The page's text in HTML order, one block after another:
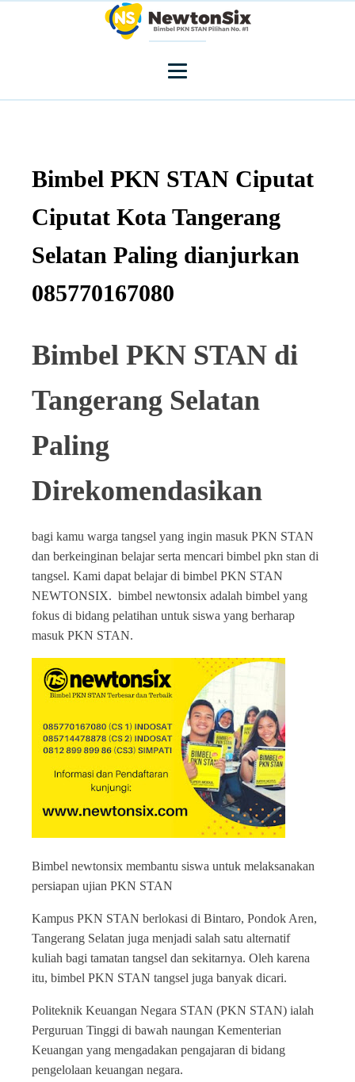
Bimbel PKN STAN Ciputat
Ciputat Kota Tangerang
Selatan Paling dianjurkan
085770167080
Bimbel PKN STAN di
Tangerang Selatan
Paling
Direkomendasikan
bagi kamu warga tangsel yang ingin masuk PKN STAN
dan berkeinginan belajar serta mencari bimbel pkn stan di
tangsel. Kami dapat belajar di bimbel PKN STAN
NEWTONSIX. bimbel newtonsix adalah bimbel yang
fokus di bidang pelatihan untuk siswa yang berharap
masuk PKN STAN.
Bimbel newtonsix membantu siswa untuk melaksanakan
persiapan ujian PKN STAN
Kampus PKN STAN berlokasi di Bintaro, Pondok Aren,
Tangerang Selatan juga menjadi salah satu alternatif
kuliah bagi tamatan tangsel dan sekitarnya. Oleh karena
itu, bimbel PKN STAN tangsel juga banyak dicari.
Politeknik Keuangan Negara STAN (PKN STAN) ialah
Perguruan Tinggi di bawah naungan Kementerian
Keuangan yang mengadakan pengajaran di bidang
pengelolaan keuangan negara.